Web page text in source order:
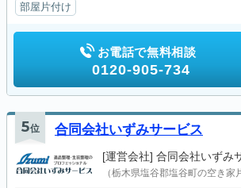
部屋片付け
お電話で無料相談
0120-905-734
5位 合同会社いずみサービス
[運営会社] 合同会社いずみ
（栃木県塩谷郡塩谷町の空き家